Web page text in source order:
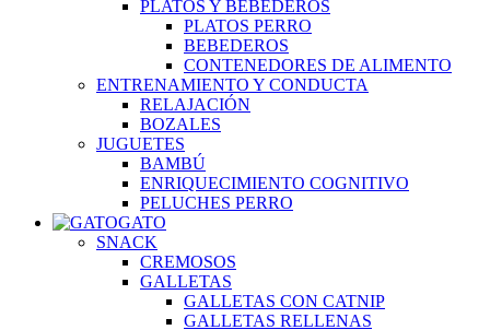
PLATOS Y BEBEDEROS
PLATOS PERRO
BEBEDEROS
CONTENEDORES DE ALIMENTO
ENTRENAMIENTO Y CONDUCTA
RELAJACIÓN
BOZALES
JUGUETES
BAMBÚ
ENRIQUECIMIENTO COGNITIVO
PELUCHES PERRO
GATO
SNACK
CREMOSOS
GALLETAS
GALLETAS CON CATNIP
GALLETAS RELLENAS